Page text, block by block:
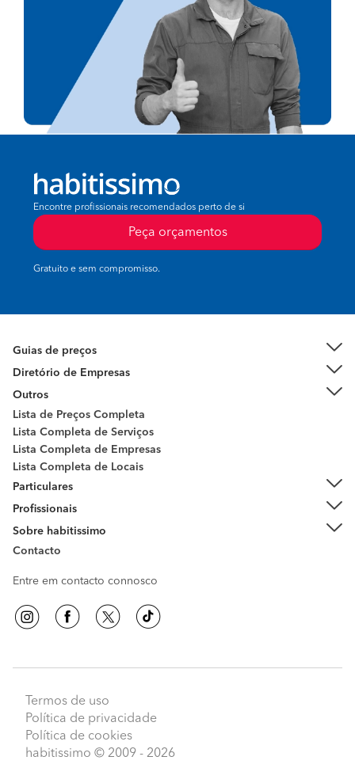
Encontre profissionais recomendados perto de si
Peça orçamentos
Gratuito e sem compromisso.
Guias de preços
Diretório de Empresas
Outros
Lista de Preços Completa
Lista Completa de Serviços
Lista Completa de Empresas
Lista Completa de Locais
Particulares
Profissionais
Sobre habitissimo
Contacto
Entre em contacto connosco
Termos de uso
Política de privacidade
Política de cookies
habitissimo © 2009 - 2026